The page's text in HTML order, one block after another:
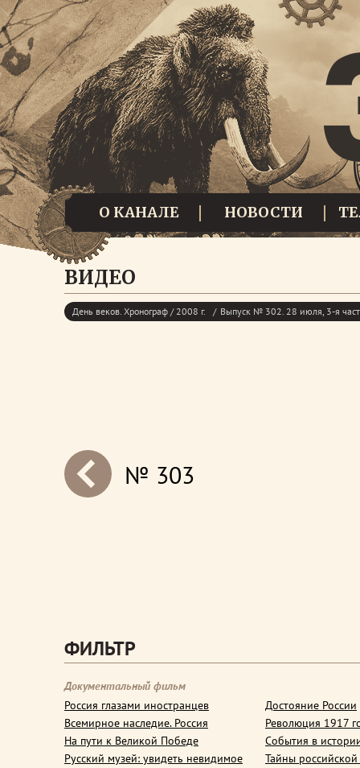
О КАНАЛЕ НОВОСТИ
ВИДЕО
День веков. Хронограф / 2008 г. Выпуск № 302. 28 июля, 3-я
next№ 303
ФИЛЬТР
Документальный фильм
Россия глазами иностранцев
Всемирное наследие. Россия
На пути к Великой Победе
Русский музей: увидеть невидимое
Достояние России
Революция 1917
События в
Тайны